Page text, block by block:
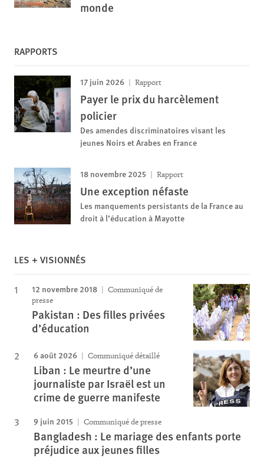
monde
RAPPORTS
17 juin 2026 Rapport
Payer le prix du harcèlement
policier
Des amendes discriminatoires visant les
jeunes Noirs et Arabes en France
18 novembre 2025 Rapport
Une exception néfaste
Les manquements persistants de la France au
droit à l’éducation à Mayotte
LES + VISIONNÉS
12 novembre 2018
Communiqué de
presse
Pakistan : Des filles privées
d’éducation
6 août 2026 Communiqué détaillé
Liban : Le meurtre d’une
journaliste par Israël est un
crime de guerre manifeste
9 juin 2015 Communiqué de presse
Bangladesh : Le mariage des enfants porte
préjudice aux jeunes filles